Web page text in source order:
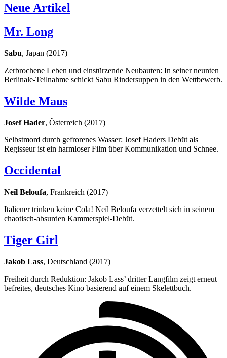
Neue Artikel
Mr. Long
Sabu, Japan (2017)
Zerbrochene Leben und einstürzende Neubauten: In seiner neunten
Berlinale-Teilnahme schickt Sabu Rindersuppen in den Wettbewerb.
Wilde Maus
Josef Hader, Österreich (2017)
Selbstmord durch gefrorenes Wasser: Josef Haders Debüt als
Regisseur ist ein harmloser Film über Kommunikation und Schnee.
Occidental
Neïl Beloufa, Frankreich (2017)
Italiener trinken keine Cola! Neïl Beloufa verzettelt sich in seinem
chaotisch-absurden Kammerspiel-Debüt.
Tiger Girl
Jakob Lass, Deutschland (2017)
Freiheit durch Reduktion: Jakob Lass’ dritter Langfilm zeigt erneut
befreites, deutsches Kino basierend auf einem Skelettbuch.